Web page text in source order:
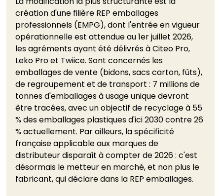
création d'une filière REP emballages
professionnels (EMPG), dont l'entrée en vigueur
opérationnelle est attendue au 1er juillet 2026,
les agréments ayant été délivrés à Citeo Pro,
Leko Pro et Twiice. Sont concernés les
emballages de vente (bidons, sacs carton, fûts),
de regroupement et de transport : 7 millions de
tonnes d'emballages à usage unique devront
être tracées, avec un objectif de recyclage à 55
% des emballages plastiques d'ici 2030 contre 26
% actuellement. Par ailleurs, la spécificité
française applicable aux marques de
distributeur disparaît à compter de 2026 : c'est
désormais le metteur en marché, et non plus le
fabricant, qui déclare dans la REP emballages.